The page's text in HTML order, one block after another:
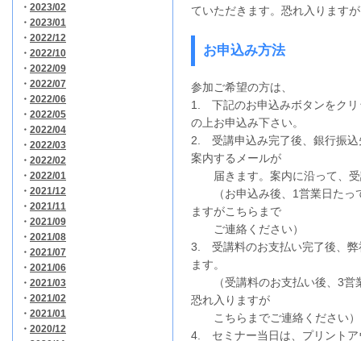
・ 2023/02
・ 2023/01
・ 2022/12
・ 2022/10
・ 2022/09
・ 2022/07
・ 2022/06
・ 2022/05
・ 2022/04
・ 2022/03
・ 2022/02
・ 2022/01
・ 2021/12
・ 2021/11
・ 2021/09
・ 2021/08
・ 2021/07
・ 2021/06
・ 2021/03
・ 2021/02
・ 2021/01
・ 2020/12
ていただきます。恐れ入ります
お申込み方法
参加ご希望の方は、
1. 下記のお申込みボタンをクリ
の上お申込み下さい。
2. 受講申込み完了後、銀行振込
案内するメールが
届きます。案内に沿って、受
（お申込み後、1営業日たっ
ますがこちらまで
ご連絡ください）
3. 受講料のお支払い完了後、弊
ます。
（受講料のお支払い後、3営
恐れ入りますが
こちらまでご連絡ください）
4. セミナー当日は、プリントア